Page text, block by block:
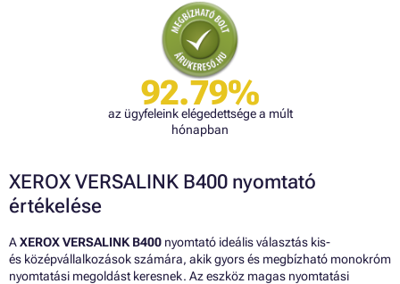
92.79%
az ügyfeleink elégedettsége a múlt
hónapban
XEROX VERSALINK B400 nyomtató
értékelése
AXEROX VERSALINK B400 nyomtató ideális választás kis-
és középvállalkozások számára, akik gyors és megbízható monokróm
nyomtatási megoldást keresnek. Az eszköz magas nyomtatási